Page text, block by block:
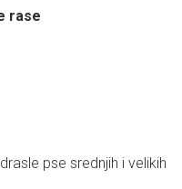
rase
pse srednjih i velikih